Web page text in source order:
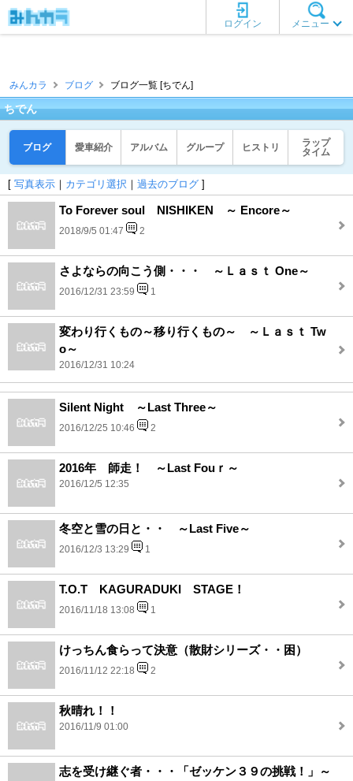
メニュー
ログイン
みんカラ ブログ ブログ一覧 [ちでん]
ちでん
ブログ 愛車紹介 アルバム グループ ヒストリ
ラップ
タイム
[ 写真表示 ｜ カテゴリ選択 ｜ 過去のブログ ]
To Forever soul NISHIKEN ～ Encore～
2018/9/5 01:47 2
さよならの向こう側・・・ ～Ｌａｓｔ One～
2016/12/31 23:59 1
変わり行くもの～移り行くもの～ ～Ｌａｓｔ Tw
o～
2016/12/31 10:24
Silent Night ～Last Three～
2016/12/25 10:46 2
2016年 師走！ ～Last Fouｒ～
2016/12/5 12:35
冬空と雪の日と・・ ～Last Five～
2016/12/3 13:29 1
T.O.T KAGURADUKI STAGE！
2016/11/18 13:08 1
けっちん食らって決意（散財シリーズ・・困）
2016/11/12 22:18 2
秋晴れ！！
2016/11/9 01:00
志を受け継ぐ者・・・「ゼッケン３９の挑戦！」～